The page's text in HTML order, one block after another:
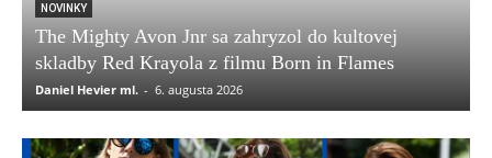
NOVINKY
The Mighty Avon Jnr sa zahryzol do kultovej
skladby Red Krayola z filmu Born in Flames
Daniel Hevier ml. - 6. augusta 2026